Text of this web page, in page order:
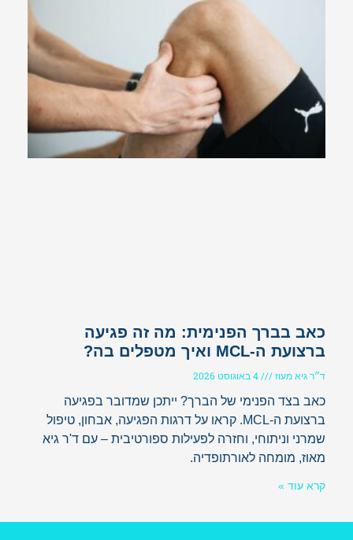
כאב בברך הפנימית: מה זה פגיעה
ברצועת ה-MCL ואיך מטפלים בה?
ד״ר גיא מעוז
כאב בצד הפנימי של הברך? ייתכן שמדובר בפגיעה
ברצועת ה-MCL. קראו על דרגות הפגיעה, אבחון, טיפול
שמרני וניתוחי, וחזרה לפעילות ספורטיבית – עם ד'ר גיא
מאוז, מומחה לאורתופדיה.
קרא עוד »